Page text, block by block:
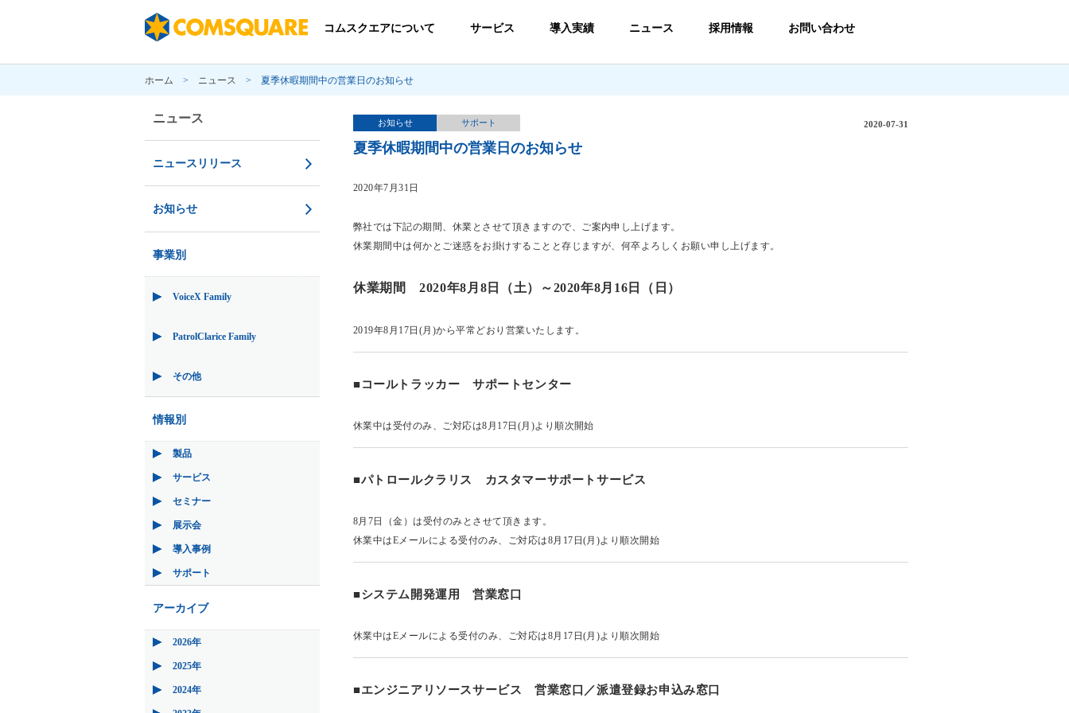
コムスクエアについて サービス 導入実績 ニュース 採用情報 お問い合わせ
ホーム > ニュース > 夏季休暇期間中の営業日のお知らせ
ニュース
ニュースリリース
お知らせ
事業別
VoiceX Family
PatrolClarice Family
その他
情報別
製品
サービス
セミナー
展示会
導入事例
サポート
アーカイブ
2026年
2025年
2024年
お知らせ サポート 2020-07-31
夏季休暇期間中の営業日のお知らせ
2020年7月31日
弊社では下記の期間、休業とさせて頂きますので、ご案内申し上げます。
休業期間中は何かとご迷惑をお掛けすることと存じますが、何卒よろしくお願い申し上げます。
休業期間 2020年8月8日（土）～2020年8月16日（日）
2019年8月17日(月)から平常どおり営業いたします。
■コールトラッカー サポートセンター
休業中は受付のみ、ご対応は8月17日(月)より順次開始
■パトロールクラリス カスタマーサポートサービス
8月7日（金）は受付のみとさせて頂きます。
休業中はEメールによる受付のみ、ご対応は8月17日(月)より順次開始
■システム開発運用 営業窓口
休業中はEメールによる受付のみ、ご対応は8月17日(月)より順次開始
■エンジニアリソースサービス 営業窓口／派遣登録お申込み窓口